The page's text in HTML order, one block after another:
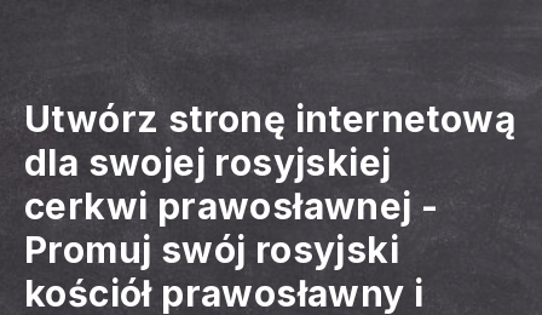
Utwórz stronę internetową
dla swojej rosyjskiej
cerkwi prawosławnej -
Promuj swój rosyjski
kościół prawosławny i